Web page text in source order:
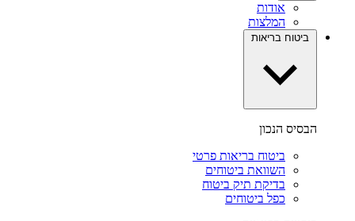
אודות
המלצות
ביטוח בריאות
הבסיס הנכון
ביטוח בריאות פרטי
השוואת ביטוחים
בדיקת תיק ביטוח
כפל ביטוחים